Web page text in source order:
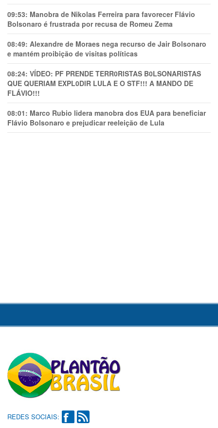
09:53: Manobra de Nikolas Ferreira para favorecer Flávio
Bolsonaro é frustrada por recusa de Romeu Zema
08:49: Alexandre de Moraes nega recurso de Jair Bolsonaro
e mantém proibição de visitas políticas
08:24: VÍDEO: PF PRENDE TERR0RlSTAS B0LSONARlSTAS
QUE QUERIAM EXPL0DlR LULA E O STF!!! A MANDO DE
FLÁVIO!!!
08:01: Marco Rubio lidera manobra dos EUA para beneficiar
Flávio Bolsonaro e prejudicar reeleição de Lula
REDES SOCIAIS: